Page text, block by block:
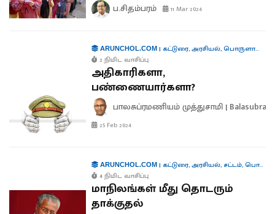
ப.சிதம்பரம் 11 Mar 2024
ARUNCHOL.COM| கட்டுரை,அரசியல்,பொருளாதாரம்
2 நிமிட வாசிப்பு
அதிகாரிகளா,
பண்ணையார்களா?
பாலசுப்ரமணியம் முத்துசாமி |
25 Feb 2024
ARUNCHOL.COM| கட்டுரை,அரசியல், சட்டம்,பொருளாதாரம்
4 நிமிட வாசிப்பு
மாநிலங்கள் மீது தொடரும்
தாக்குதல்